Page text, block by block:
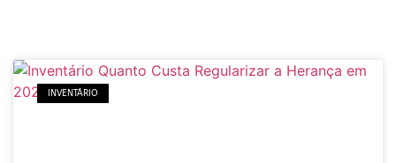
INVENTÁRIO